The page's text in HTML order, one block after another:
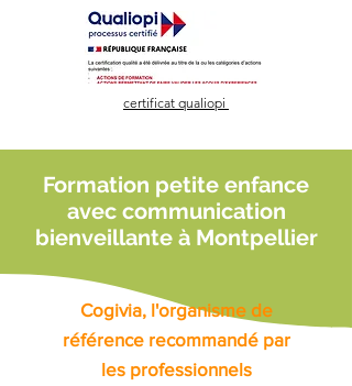
certificat qualiopi
Formation petite enfance
avec communication
bienveillante à Montpellier
Cogivia, l'organisme de
référence recommandé par
les professionnels